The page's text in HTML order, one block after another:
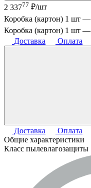
2 33777 ₽/шт
Коробка (картон) 1 шт —
Коробка (картон) 1 шт —
Доставка
Оплата
Доставка
Оплата
Общие характеристики
Класс пылевлагозащиты